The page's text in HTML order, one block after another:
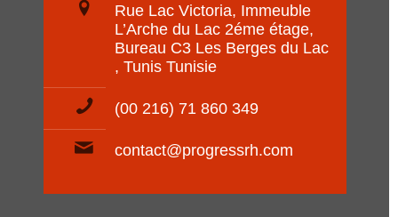
Rue Lac Victoria, Immeuble
L’Arche du Lac 2éme étage,
Bureau C3 Les Berges du Lac
, Tunis Tunisie
(00 216) 71 860 349
contact@progressrh.com